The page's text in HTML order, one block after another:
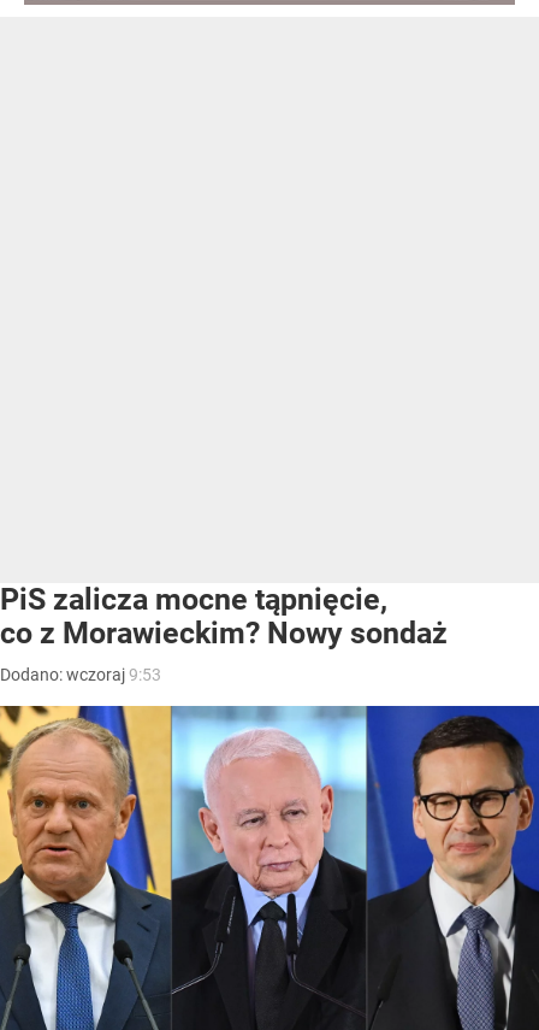
PiS zalicza mocne tąpnięcie,
co z Morawieckim? Nowy sondaż
Dodano:wczoraj9:53